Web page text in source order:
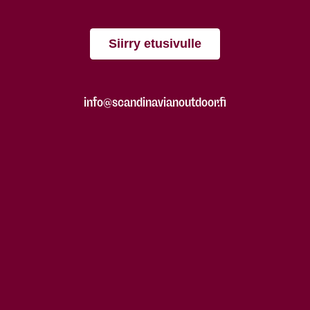
Siirry etusivulle
info@scandinavianoutdoor.fi